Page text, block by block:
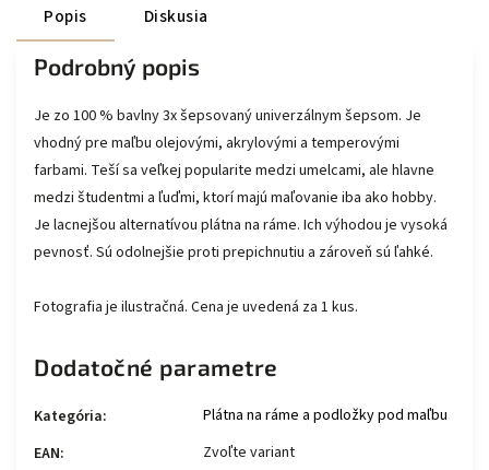
Popis Diskusia
Podrobný popis
Je zo 100 % bavlny 3x šepsovaný univerzálnym šepsom. Je
vhodný pre maľbu olejovými, akrylovými a temperovými
farbami. Teší sa veľkej popularite medzi umelcami, ale hlavne
medzi študentmi a ľuďmi, ktorí majú maľovanie iba ako hobby.
Je lacnejšou alternatívou plátna na ráme. Ich výhodou je vysoká
pevnosť. Sú odolnejšie proti prepichnutiu a zároveň sú ľahké.
Fotografia je ilustračná. Cena je uvedená za 1 kus.
Dodatočné parametre
Kategória:
Plátna na ráme a podložky pod maľbu
EAN: Zvoľte variant